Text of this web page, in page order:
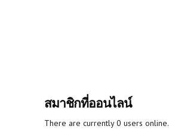
สมาชิกที่ออนไลน์
There are currently 0 users online.